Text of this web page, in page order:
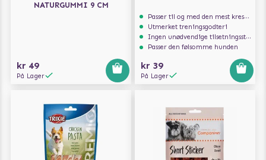
NATURGUMMI 9 CM
kr 49
På Lager
Passer til og med den mest kresne hunden
Utmerket treningsgodteri
Ingen unødvendige tilsetningsstoffer
Passer den følsomme hunden
kr 39
På Lager